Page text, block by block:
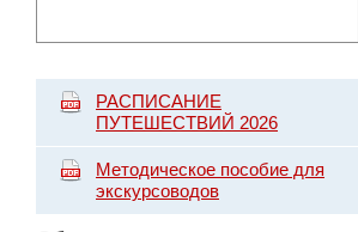
РАСПИСАНИЕ
ПУТЕШЕСТВИЙ 2026
Методическое пособие для
экскурсоводов